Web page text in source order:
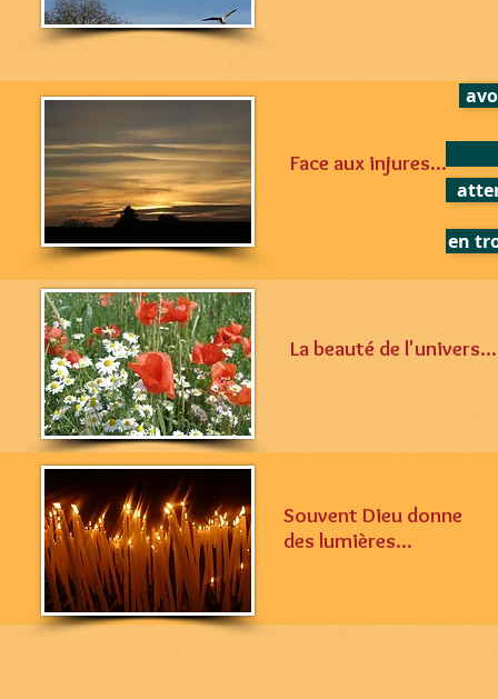
Face aux injures...
en
La beauté de l'univers...
Souvent Dieu donne
des lumières...